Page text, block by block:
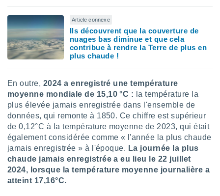
sur
Pour ce
à
en
«
» ou
de
Article connexe
Ils découvrent que la couverture de
nuages bas diminue et que cela
contribue à rendre la Terre de plus en
plus chaude !
En outre, 2024 a enregistré une température
moyenne mondiale de 15,10 °C : la température la
plus élevée jamais enregistrée dans l'ensemble de
données, qui remonte à 1850. Ce chiffre est supérieur
de 0,12°C à la température moyenne de 2023, qui était
également considérée comme « l'année la plus chaude
jamais enregistrée » à l'époque. La journée la plus
chaude jamais enregistrée a eu lieu le 22 juillet
2024, lorsque la température moyenne journalière a
atteint 17,16°C.